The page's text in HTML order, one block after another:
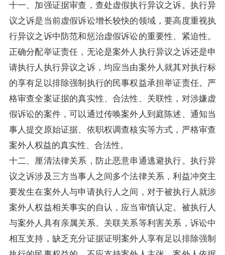
十一、加强证据审查，查处虚假执行异议之诉。执行异
议之诉是当前虚假诉讼增长较快的领域，要高度重视执
行异议之诉中防范和惩治虚假诉讼的重要性、紧迫性。
正确分配举证责任，无论是案外人执行异议之诉还是申
请执行人执行异议之诉，均应当由案外人就其对执行标
的享有足以排除强制执行的民事权益承担举证责任。严
格审查全案证据的真实性、合法性、关联性，对涉嫌虚
假诉讼的案件，可以通过传唤案外人到庭陈述、通知当
事人提交原始证据、依职权调查核实等方式，严格审查
案外人权益的真实性、合法性。
十二、厘清法律关系，防止恶意串通逃避执行。执行异
议之诉涉及三方当事人之间多个法律关系，利益冲突主
要发生在案外人与申请执行人之间，对于被执行人就涉
案外人权益相关事实的自认，应当审慎认定。被执行人
与案外人具有亲属关系、关联关系等利害关系，诉讼中
相互支持，缺乏充分证据证明案外人享有足以排除强制